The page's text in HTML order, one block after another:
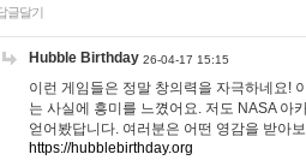
글달기
Hubble Birthday 26-04-17 15:15
이런 게임들은 정말 창의력을 자극하네요!
는 사실에 흥미를 느꼈어요. 저도 NASA 아
얻어봤답니다. 여러분은 어떤 영감을 받아
https://hubblebirthday.org